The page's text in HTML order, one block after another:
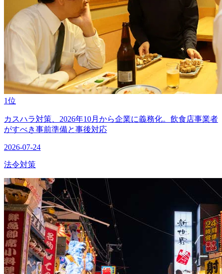
1位
カスハラ対策、2026年10月から企業に義務化。飲食店事業者
がすべき事前準備と事後対応
2026-07-24
法令対策